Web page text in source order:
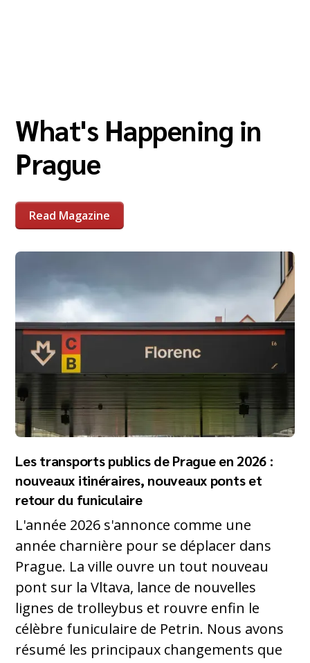
What's Happening in
Prague
Read Magazine
Les transports publics de Prague en 2026 :
nouveaux itinéraires, nouveaux ponts et
retour du funiculaire
L'année 2026 s'annonce comme une
année charnière pour se déplacer dans
Prague. La ville ouvre un tout nouveau
pont sur la Vltava, lance de nouvelles
lignes de trolleybus et rouvre enfin le
célèbre funiculaire de Petrin. Nous avons
résumé les principaux changements que